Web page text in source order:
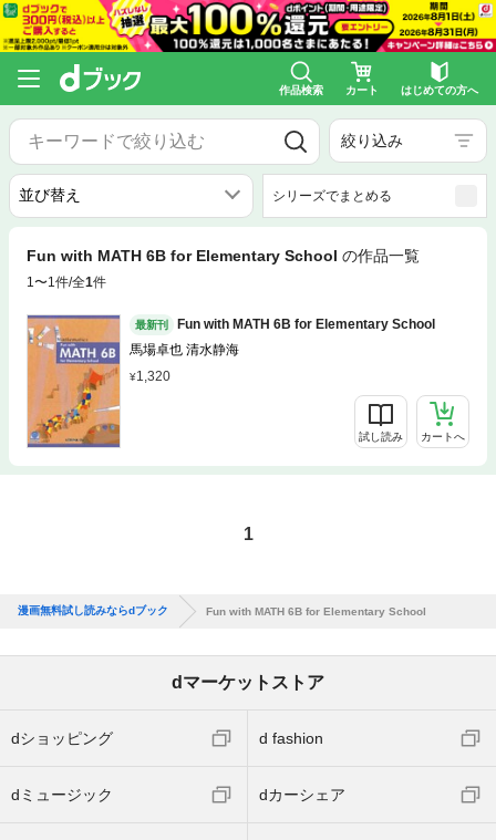
作品検索 カート はじめての方へ
絞り込み
シリーズでまとめる
Fun with MATH 6B for Elementary School の作品一覧
1〜1件/全1件
最新刊
Fun with MATH 6B for Elementary School
馬場卓也 清水静海
1,320
試し読み カートへ
1
漫画無料試し読みならdブック Fun with MATH 6B for Elementary School
dマーケットストア
dショッピング d fashion
dミュージック dカーシェア